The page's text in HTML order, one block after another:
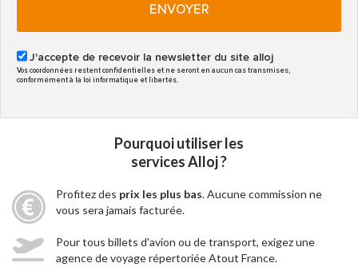
ENVOYER
J'accepte de recevoir la newsletter du site alloj
Vos coordonnées restent confidentielles et ne seront en aucun cas transmises,
conformément à la loi informatique et libertés.
Pourquoi utiliser les
services Alloj ?
Profitez des prix les plus bas. Aucune commission ne
vous sera jamais facturée.
Pour tous billets d'avion ou de transport, exigez une
agence de voyage répertoriée Atout France.